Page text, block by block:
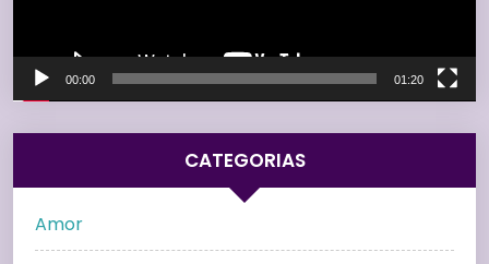
00:00 01:20
CATEGORIAS
Amor